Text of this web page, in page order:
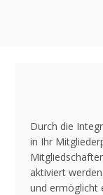
Durch die
in Ihr
aktiviert
und ermöglicht